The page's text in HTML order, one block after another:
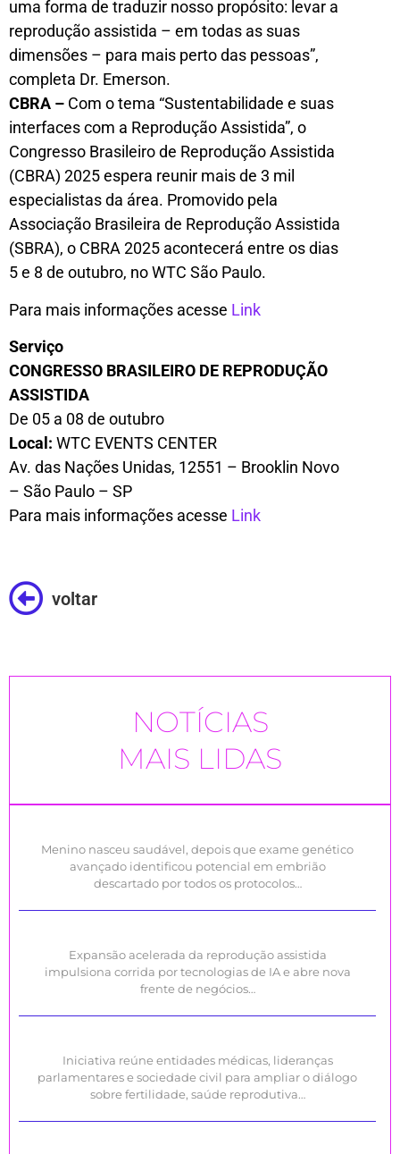
uma forma de traduzir nosso propósito: levar a
reprodução assistida – em todas as suas
dimensões – para mais perto das pessoas”,
completa Dr. Emerson.
CBRA – Com o tema “Sustentabilidade e suas
interfaces com a Reprodução Assistida”, o
Congresso Brasileiro de Reprodução Assistida
(CBRA) 2025 espera reunir mais de 3 mil
especialistas da área. Promovido pela
Associação Brasileira de Reprodução Assistida
(SBRA), o CBRA 2025 acontecerá entre os dias
5 e 8 de outubro, no WTC São Paulo.
Para mais informações acesse Link
Serviço
CONGRESSO BRASILEIRO DE REPRODUÇÃO
ASSISTIDA
De 05 a 08 de outubro
Local: WTC EVENTS CENTER
Av. das Nações Unidas, 12551 – Brooklin Novo
– São Paulo – SP
Para mais informações acesse Link
voltar
NOTÍCIAS
MAIS LIDAS
Menino nasceu saudável, depois que exame genético
avançado identificou potencial em embrião
descartado por todos os protocolos…
Expansão acelerada da reprodução assistida
impulsiona corrida por tecnologias de IA e abre nova
frente de negócios…
Iniciativa reúne entidades médicas, lideranças
parlamentares e sociedade civil para ampliar o diálogo
sobre fertilidade, saúde reprodutiva…